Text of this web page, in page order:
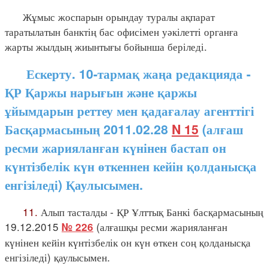
Жұмыс жоспарын орындау туралы ақпарат
таратылатын банктің бас офисімен уәкілетті органға
жарты жылдың жиынтығы бойынша беріледі.
Ескерту. 10-тармақ жаңа редакцияда -
ҚР Қаржы нарығын және қаржы
ұйымдарын реттеу мен қадағалау агенттігі
Басқармасының 2011.02.28 N 15 (алғаш
ресми жарияланған күнінен бастап он
күнтізбелік күн өткеннен кейін қолданысқа
енгізіледі) Қаулысымен.
11. Алып тасталды - ҚР Ұлттық Банкі басқармасының
19.12.2015 № 226 (алғашқы ресми жарияланған
күнінен кейін күнтізбелік он күн өткен соң қолданысқа
енгізіледі) қаулысымен.